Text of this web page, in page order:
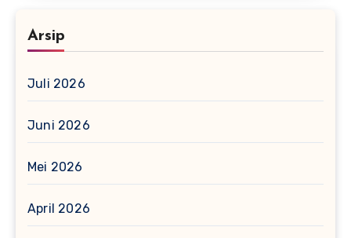
Arsip
Juli 2026
Juni 2026
Mei 2026
April 2026